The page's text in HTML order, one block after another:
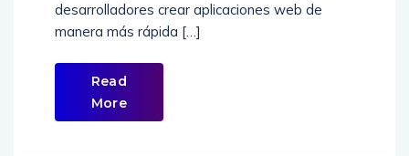
desarrolladores crear aplicaciones web de
manera más rápida […]
Read
More